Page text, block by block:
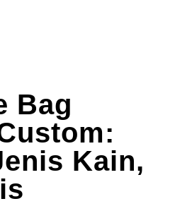
Bag
Kain,